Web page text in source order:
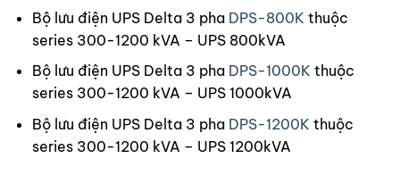
Bộ lưu điện UPS Delta 3 pha DPS-800K thuộc
series 300-1200 kVA – UPS 800kVA
Bộ lưu điện UPS Delta 3 pha DPS-1000K thuộc
series 300-1200 kVA – UPS 1000kVA
Bộ lưu điện UPS Delta 3 pha DPS-1200K thuộc
series 300-1200 kVA – UPS 1200kVA